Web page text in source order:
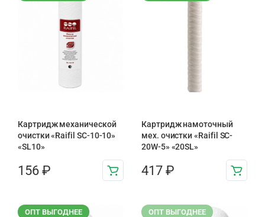
Картридж механической
очистки «Raifil SC-10-10»
«SL10»
156 ₽
Картридж намоточный
мех. очистки «Raifil SC-
20W-5» «20SL»
417 ₽
ОПТ ВЫГОДНЕЕ ОПТ ВЫГОДНЕЕ